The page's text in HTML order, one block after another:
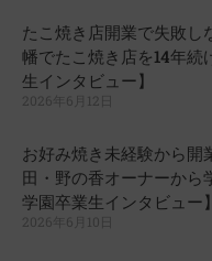
たこ焼き店開業で失敗
幡でたこ焼き店を14年続
生インタビュー】
2026年6月12日
お好み焼き未経験から
田・野の香オーナーから
学園卒業生インタビュー】
2026年6月10日